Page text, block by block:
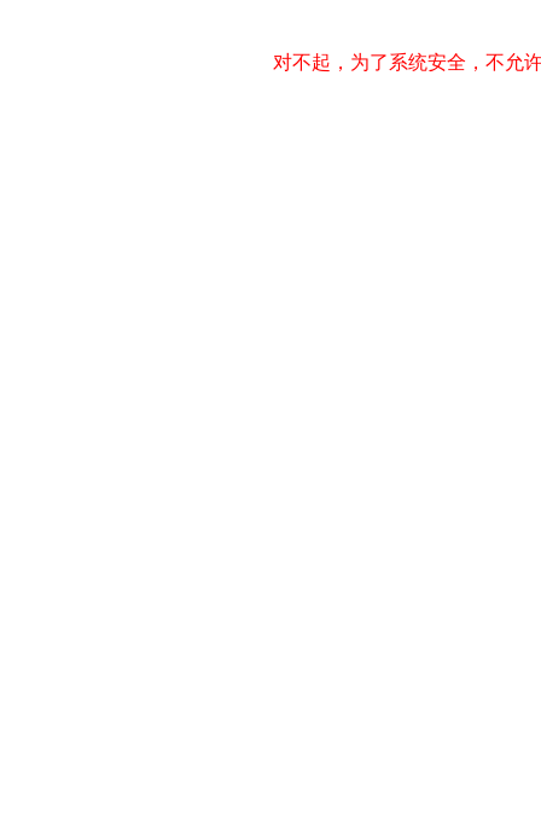
对不起，为了系统安全，不允